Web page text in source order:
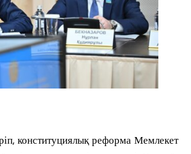
конституциялық реформа Мемлекет